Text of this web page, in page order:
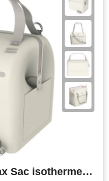
Stanley All-Day Julienne Max Sac isotherme recyclé de 20 canettes